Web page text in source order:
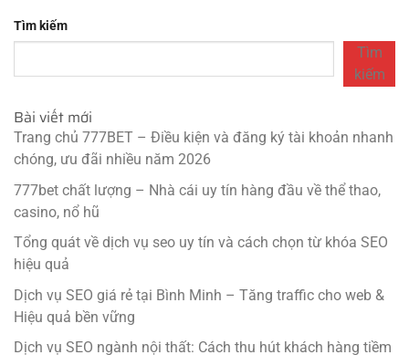
Tìm kiếm
Tìm
kiếm
Bài viết mới
Trang chủ 777BET – Điều kiện và đăng ký tài khoản nhanh
chóng, ưu đãi nhiều năm 2026
777bet chất lượng – Nhà cái uy tín hàng đầu về thể thao,
casino, nổ hũ
Tổng quát về dịch vụ seo uy tín và cách chọn từ khóa SEO
hiệu quả
Dịch vụ SEO giá rẻ tại Bình Minh – Tăng traffic cho web &
Hiệu quả bền vững
Dịch vụ SEO ngành nội thất: Cách thu hút khách hàng tiềm